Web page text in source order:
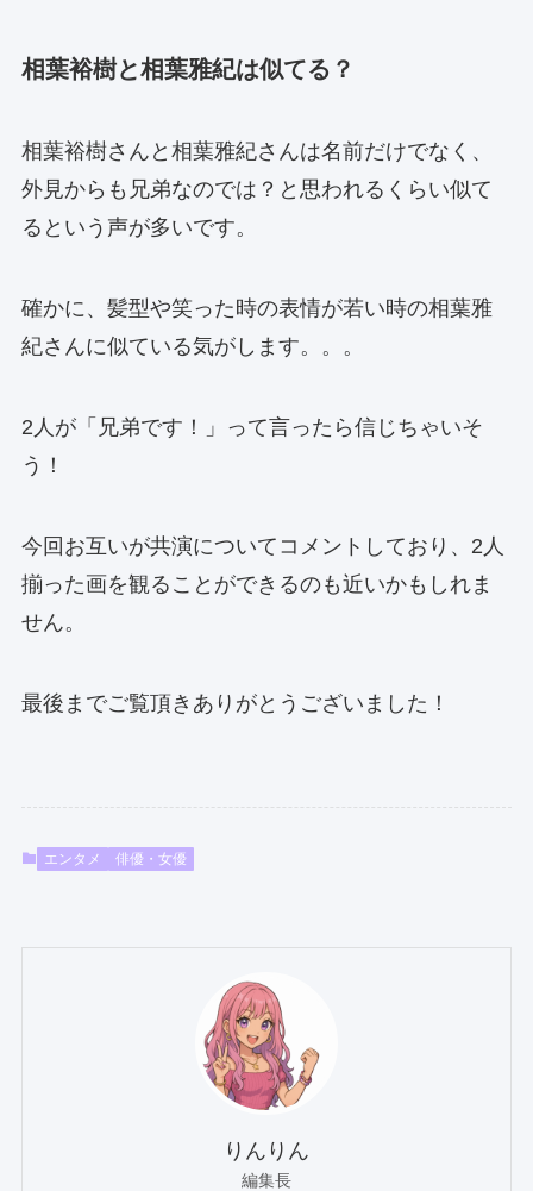
相葉裕樹と相葉雅紀は似てる？
相葉裕樹さんと相葉雅紀さんは名前だけでなく、
外見からも兄弟なのでは？と思われるくらい似て
るという声が多いです。
確かに、髪型や笑った時の表情が若い時の相葉雅
紀さんに似ている気がします。。。
2人が「兄弟です！」って言ったら信じちゃいそ
う！
今回お互いが共演についてコメントしており、2人
揃った画を観ることができるのも近いかもしれま
せん。
最後までご覧頂きありがとうございました！
エンタメ 俳優・女優
りんりん
編集長